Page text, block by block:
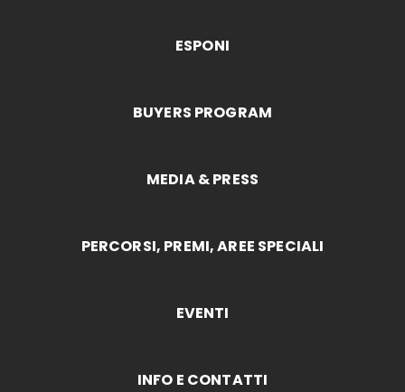
ESPONI
BUYERS PROGRAM
MEDIA & PRESS
PERCORSI, PREMI, AREE SPECIALI
EVENTI
INFO E CONTATTI